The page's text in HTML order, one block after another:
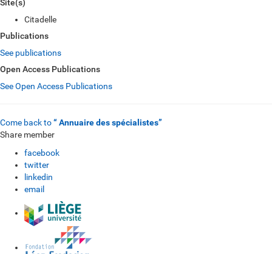
Site(s)
Citadelle
Publications
See publications
Open Access Publications
See Open Access Publications
Come back to“ Annuaire des spécialistes”
Share member
facebook
twitter
linkedin
email